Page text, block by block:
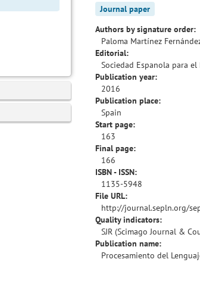
Journal paper
Authors by signature order:
Paloma Martínez
Editorial:
Sociedad Espanola para
Publication year:
2016
Publication place:
Spain
Start page:
163
Final page:
166
ISBN - ISSN:
1135-5948
File URL:
http://journal.sepln.org/
Quality indicators:
SJR (Scimago Journal &
Publication name:
Procesamiento del